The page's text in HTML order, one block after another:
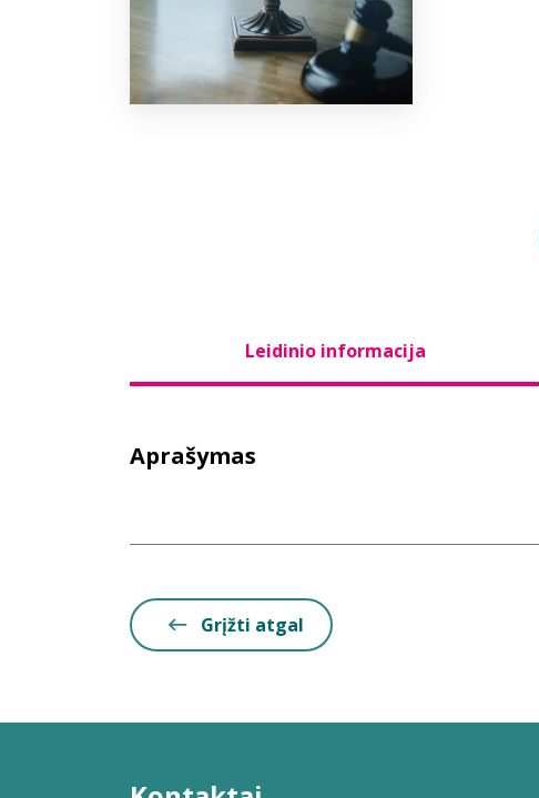
Leidinio informacija
Aprašymas
Grįžti atgal